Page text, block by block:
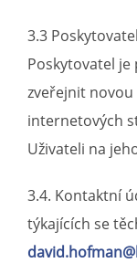
3.3
Poskytovatel
zveřejnit novou
internetových
Uživateli na
3.4. Kontaktní
týkajících se